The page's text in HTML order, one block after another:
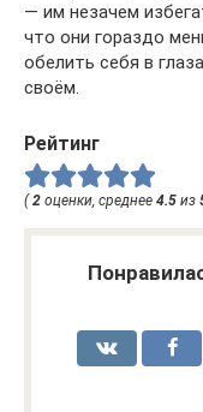
— им незачем
что они гораздо
обелить себя в
своём.
Рейтинг
( 2 оценки, среднее 4.5 из